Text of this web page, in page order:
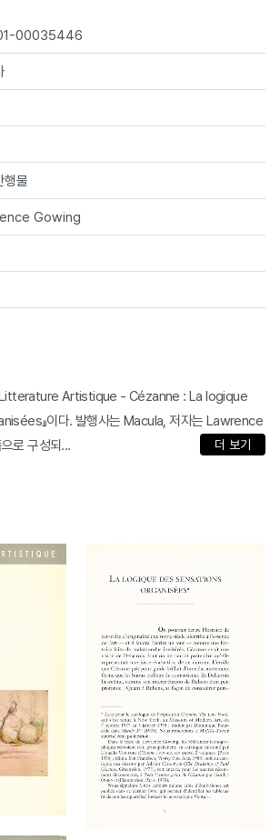
00035446
행물
Gowing
Litterature Artistique - Cézanne : La logique
』이다. 발행사는 Macula, 저자는 Lawrence
로 구성되...
더 보기